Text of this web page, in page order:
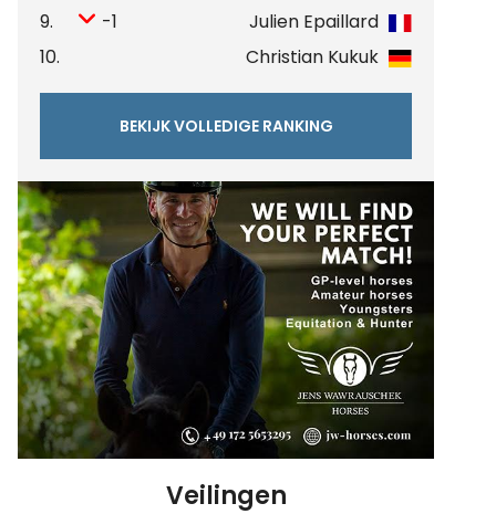
9.
-1
Julien Epaillard
10.
Christian Kukuk
BEKIJK VOLLEDIGE RANKING
Veilingen